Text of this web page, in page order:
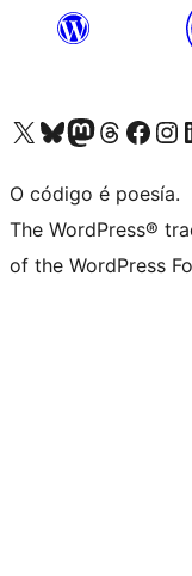
Visita la cuenta de X (anteriormente Twitter)
Visita a nosa conta de Bluesky
Visita a nosa conta de
Visita a nosa conta de
Visita a nosa
Visita
O código é poesía.
The WordPress®
of the WordPress